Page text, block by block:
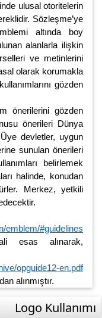
ulusal otoritelerin
Sözleşme’ye
altında boy
alanlarla ilişkin
ve metinlerini
olarak korumakla
gözden
önerilerini gözden
önerileri Dünya
devletler, uygun
sunulan önerileri
belirlemek
halinde, konudan
Merkez, yetkili
#guidelines
esas alınarak,
opguide12-en.pdf
alınmıştır.
Logo Kullanımı